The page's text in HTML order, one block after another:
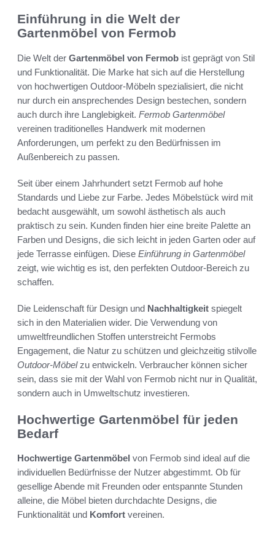
Einführung in die Welt der
Gartenmöbel von Fermob
Die Welt der Gartenmöbel von Fermob ist geprägt von Stil
und Funktionalität. Die Marke hat sich auf die Herstellung
von hochwertigen Outdoor-Möbeln spezialisiert, die nicht
nur durch ein ansprechendes Design bestechen, sondern
auch durch ihre Langlebigkeit. Fermob Gartenmöbel
vereinen traditionelles Handwerk mit modernen
Anforderungen, um perfekt zu den Bedürfnissen im
Außenbereich zu passen.
Seit über einem Jahrhundert setzt Fermob auf hohe
Standards und Liebe zur Farbe. Jedes Möbelstück wird mit
bedacht ausgewählt, um sowohl ästhetisch als auch
praktisch zu sein. Kunden finden hier eine breite Palette an
Farben und Designs, die sich leicht in jeden Garten oder auf
jede Terrasse einfügen. Diese Einführung in Gartenmöbel
zeigt, wie wichtig es ist, den perfekten Outdoor-Bereich zu
schaffen.
Die Leidenschaft für Design und Nachhaltigkeit spiegelt
sich in den Materialien wider. Die Verwendung von
umweltfreundlichen Stoffen unterstreicht Fermobs
Engagement, die Natur zu schützen und gleichzeitig stilvolle
Outdoor-Möbelzu entwickeln. Verbraucher können sicher
sein, dass sie mit der Wahl von Fermob nicht nur in Qualität,
sondern auch in Umweltschutz investieren.
Hochwertige Gartenmöbel für jeden
Bedarf
Hochwertige Gartenmöbel von Fermob sind ideal auf die
individuellen Bedürfnisse der Nutzer abgestimmt. Ob für
gesellige Abende mit Freunden oder entspannte Stunden
alleine, die Möbel bieten durchdachte Designs, die
Funktionalität und Komfort vereinen.